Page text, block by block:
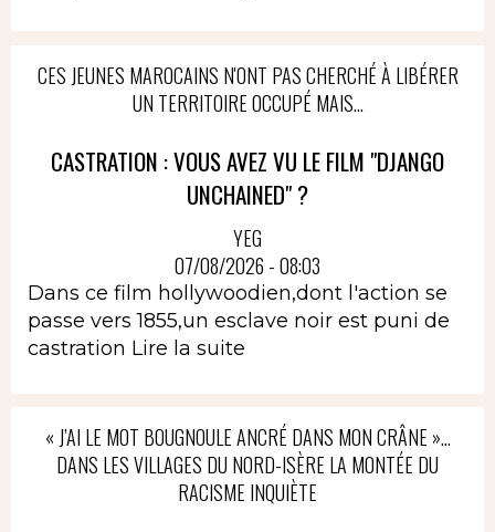
CES JEUNES MAROCAINS N'ONT PAS CHERCHÉ À LIBÉRER
UN TERRITOIRE OCCUPÉ MAIS...
CASTRATION : VOUS AVEZ VU LE FILM "DJANGO
UNCHAINED" ?
YEG
07/08/2026 - 08:03
Dans ce film hollywoodien,dont l'action se
passe vers 1855,un esclave noir est puni de
castration Lire la suite
« J’AI LE MOT BOUGNOULE ANCRÉ DANS MON CRÂNE »…
DANS LES VILLAGES DU NORD-ISÈRE LA MONTÉE DU
RACISME INQUIÈTE